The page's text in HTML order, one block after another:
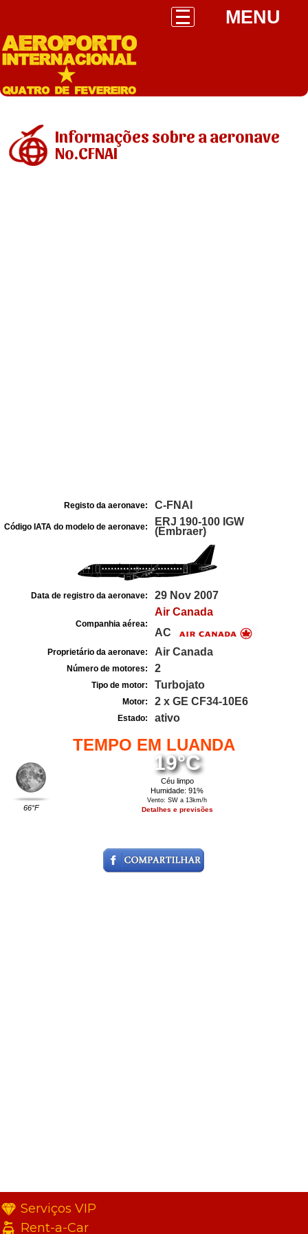
MENU
Informações sobre a aeronave
No.CFNAI
Registo da aeronave: C-FNAI
Código IATA do modelo de aeronave:
ERJ 190-100 IGW
(Embraer)
Data de registro da aeronave: 29 Nov 2007
Companhia aérea:
Air Canada
AC
Proprietário da aeronave: Air Canada
Número de motores: 2
Tipo de motor: Turbojato
Motor: 2 x GE CF34-10E6
Estado: ativo
TEMPO EM LUANDA
66°F
19°C
Céu limpo
Humidade: 91%
Vento: SW a 13km/h
Detalhes e previsões
Serviços VIP
Rent-a-Car